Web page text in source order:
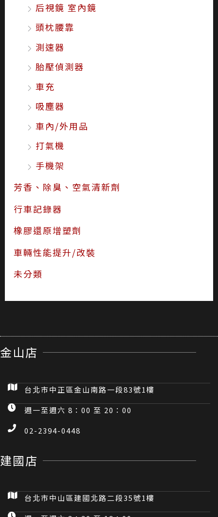
后視鏡 室內鏡
頭枕腰靠
測速器
胎壓偵測器
車充
吸塵器
車內/外用品
打氣機
手機架
芳香、除臭、空氣清新劑
行車記錄器
橡膠還原增塑劑
車輛性能提升/改裝
未分類
金山店
台北市中正區金山南路一段83號1樓
週一至週六 8：00 至 20：00
02-2394-0448
建國店
台北市中山區建國北路二段35號1樓